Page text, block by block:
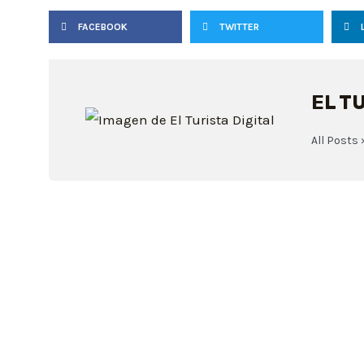
FACEBOOK TWITTER
EL
All Posts